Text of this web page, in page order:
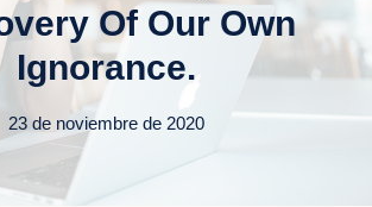
Of Our Own
Ignorance.
23 de noviembre de 2020